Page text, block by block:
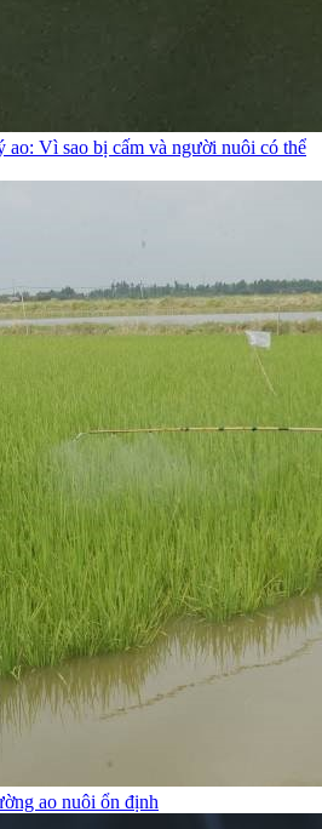
ao: Vì sao bị cấm và người nuôi có thể
ao nuôi ổn định